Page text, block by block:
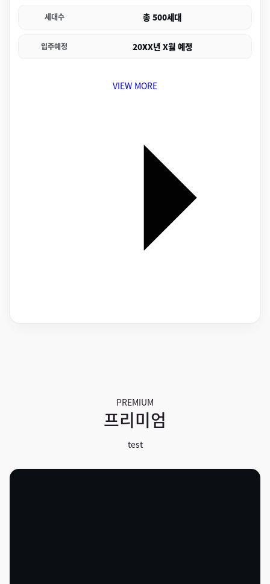
세대수 총 500세대
입주예정 20XX년 X월 예정
VIEW MORE
PREMIUM
프리미엄
test